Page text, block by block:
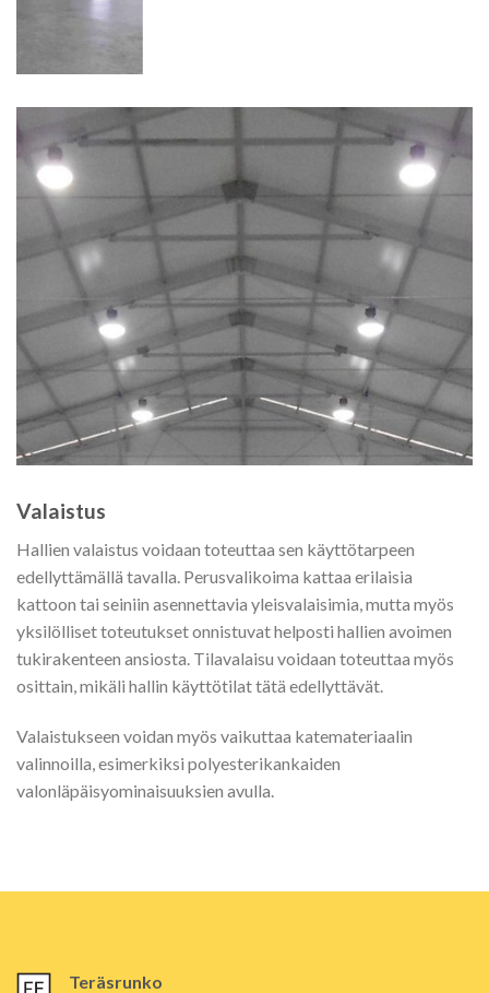
Valaistus
Hallien valaistus voidaan toteuttaa sen käyttötarpeen
edellyttämällä tavalla. Perusvalikoima kattaa erilaisia
kattoon tai seiniin asennettavia yleisvalaisimia, mutta myös
yksilölliset toteutukset onnistuvat helposti hallien avoimen
tukirakenteen ansiosta. Tilavalaisu voidaan toteuttaa myös
osittain, mikäli hallin käyttötilat tätä edellyttävät.
Valaistukseen voidan myös vaikuttaa katemateriaalin
valinnoilla, esimerkiksi polyesterikankaiden
valonläpäisyominaisuuksien avulla.
Teräsrunko